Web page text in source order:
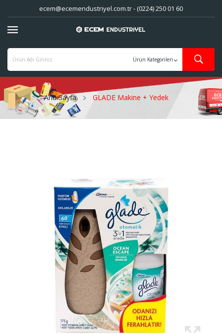
ecem@ecemendustriyel.com.tr - (0224) 250 01 60
Ana Sayfa GLADE Makine + Yedek